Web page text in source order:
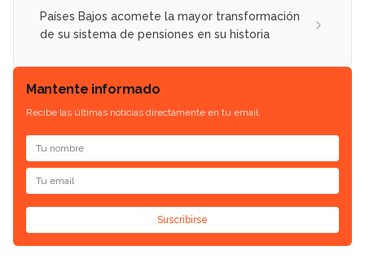
Países Bajos acomete la mayor transformación
de su sistema de pensiones en su historia
Mantente informado
Recibe las últimas noticias directamente en tu email.
Suscribirse